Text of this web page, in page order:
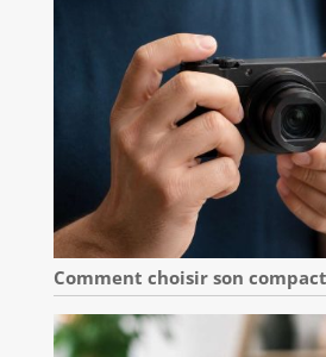
Comment choisir son